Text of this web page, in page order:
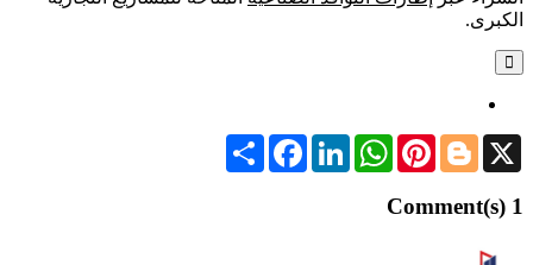
الكبرى.
ShareFacebookLinkedIn
WhatsAppPinterestBlogger X
1 Comment(s)